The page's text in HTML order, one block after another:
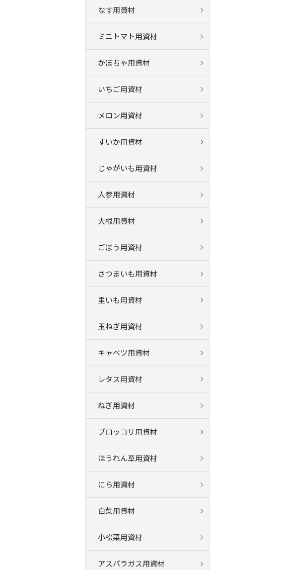
なす用資材
ミニトマト用資材
かぼちゃ用資材
いちご用資材
メロン用資材
すいか用資材
じゃがいも用資材
人参用資材
大根用資材
ごぼう用資材
さつまいも用資材
里いも用資材
玉ねぎ用資材
キャベツ用資材
レタス用資材
ねぎ用資材
ブロッコリ用資材
ほうれん草用資材
にら用資材
白菜用資材
小松菜用資材
アスパラガス用資材